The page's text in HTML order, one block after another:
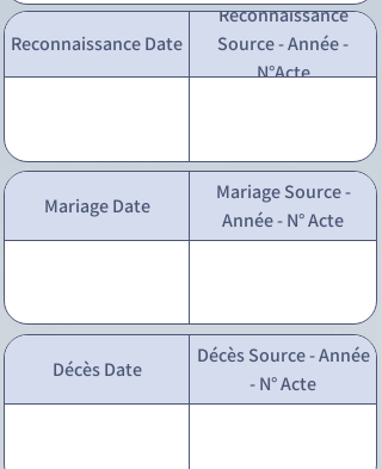
Reconnaissance Date
Reconnaissance
Source - Année -
N°Acte
Mariage Date
Mariage Source -
Année - N° Acte
Décès Date
Décès Source - Année
- N° Acte